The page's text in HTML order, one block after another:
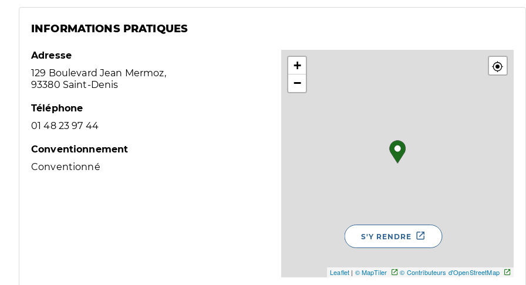
INFORMATIONS PRATIQUES
Adresse
129 Boulevard Jean Mermoz,
93380 Saint-Denis
Téléphone
01 48 23 97 44
Conventionnement
Conventionné
+
−
Leaflet | © MapTiler © Contributeurs d'OpenStreetMap
S'Y RENDRE